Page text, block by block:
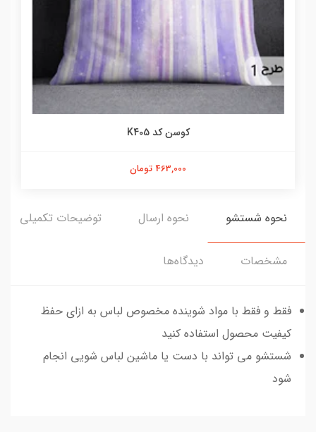
کوسن کد K405
463,000 تومان
نحوه شستشو نحوه ارسال توضیحات تکمیلی
مشخصات دیدگاه‌ها
فقط و فقط با مواد شوینده مخصوص لباس به ازای حفظ
کیفیت محصول استفاده کنید
شستشو می تواند با دست یا ماشین لباس شویی انجام
شود